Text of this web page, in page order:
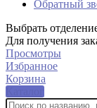
Обратный
Выбрать
Для получения
Просмотры
Избранное
Корзина